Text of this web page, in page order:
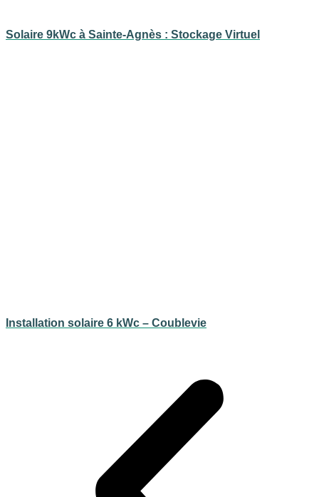
Solaire 9kWc à Sainte-Agnès : Stockage Virtuel
Installation solaire 6 kWc – Coublevie